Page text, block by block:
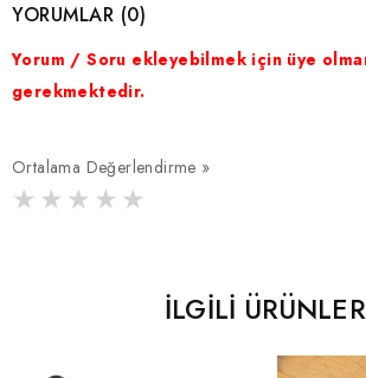
YORUMLAR (0)
Yorum / Soru ekleyebilmek için üye
gerekmektedir.
Ortalama Değerlendirme »
İLGILI ÜRÜNLER